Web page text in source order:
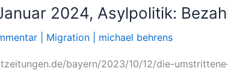
2024, Asylpolitik:
Migration michael behrens
bayern/2023/10/12/die-